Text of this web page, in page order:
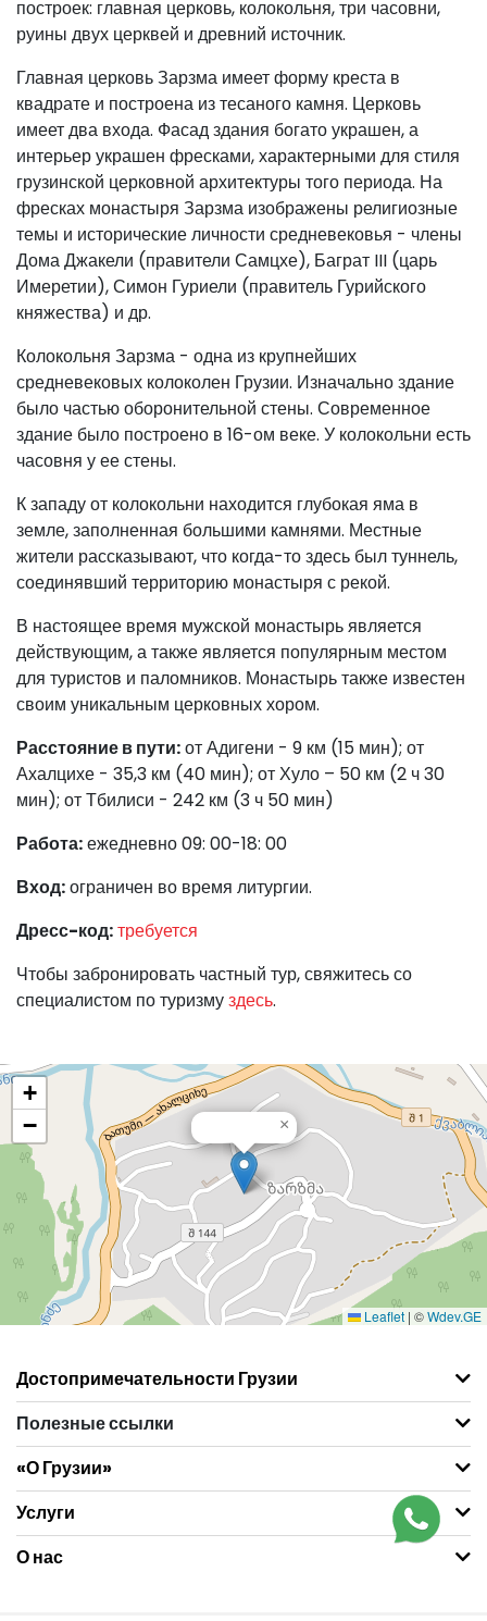
построек: главная церковь, колокольня, три часовни,
руины двух церквей и древний источник.
Главная церковь Зарзма имеет форму креста в
квадрате и построена из тесаного камня. Церковь
имеет два входа. Фасад здания богато украшен, а
интерьер украшен фресками, характерными для стиля
грузинской церковной архитектуры того периода. На
фресках монастыря Зарзма изображены религиозные
темы и исторические личности средневековья - члены
Дома Джакели (правители Самцхе), Баграт III (царь
Имеретии), Симон Гуриели (правитель Гурийского
княжества) и др.
Колокольня Зарзма - одна из крупнейших
средневековых колоколен Грузии. Изначально здание
было частью оборонительной стены. Современное
здание было построено в 16-ом веке. У колокольни есть
часовня у ее стены.
К западу от колокольни находится глубокая яма в
земле, заполненная большими камнями. Местные
жители рассказывают, что когда-то здесь был туннель,
соединявший территорию монастыря с рекой.
В настоящее время мужской монастырь является
действующим, а также является популярным местом
для туристов и паломников. Монастырь также известен
своим уникальным церковных хором.
Расстояние в пути:от Адигени - 9 км (15 мин); от
Ахалцихе - 35,3 км (40 мин); от Хуло – 50 км (2 ч 30
мин); от Тбилиси - 242 км (3 ч 50 мин)
Работа:ежедневно 09: 00-18: 00
Вход:ограничен во время литургии.
Дресс-код:требуется
Чтобы забронировать частный тур, свяжитесь со
специалистом по туризмуздесь.
×
+
−
Leaflet | ©Wdev.GE
Достопримечательности Грузии
Полезные ссылки
«О Грузии»
Услуги
О нас